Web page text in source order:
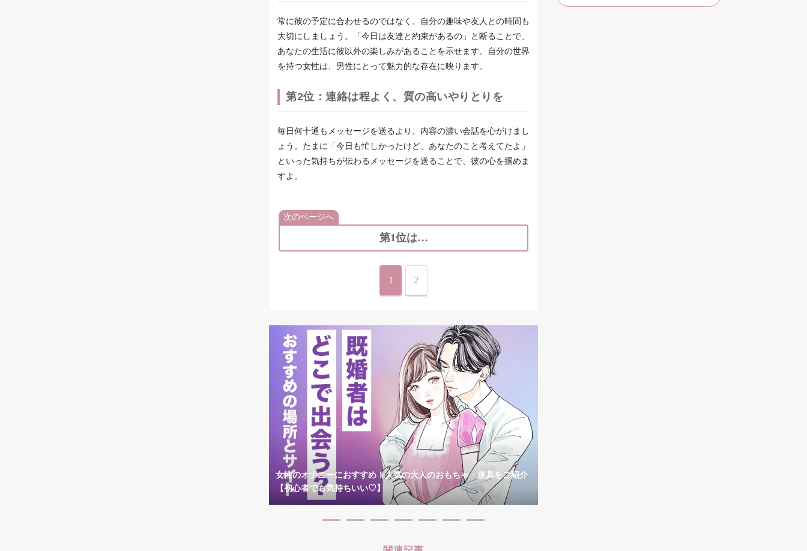
常に彼の予定に合わせるのではなく、自分の趣味や友人との時間も
大切にしましょう。「今日は友達と約束があるの」と断ることで、
あなたの生活に彼以外の楽しみがあることを示せます。自分の世界
を持つ女性は、男性にとって魅力的な存在に映ります。
第2位：連絡は程よく、質の高いやりとりを
毎日何十通もメッセージを送るより、内容の濃い会話を心がけまし
ょう。たまに「今日も忙しかったけど、あなたのこと考えてたよ」
といった気持ちが伝わるメッセージを送ることで、彼の心を掴めま
すよ。
次のページへ
第1位は…
1 2
女性のオナニーにおすすめ！人気の大人のおもちゃ・道具をご紹介
【初心者でも気持ちいい♡】